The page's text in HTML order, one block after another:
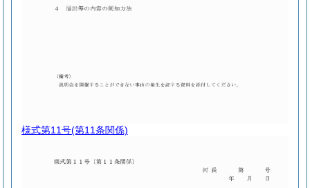
様式第11号(第11条関係)